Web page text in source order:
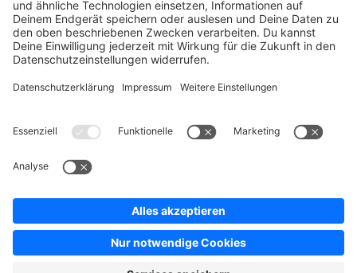
Store
Shopware 6 Handbook by
Splendid (German)
Shopware 6 - Product Feedback &
Terms & Conditions Privacy Legal notice Sitemap Cookie settings